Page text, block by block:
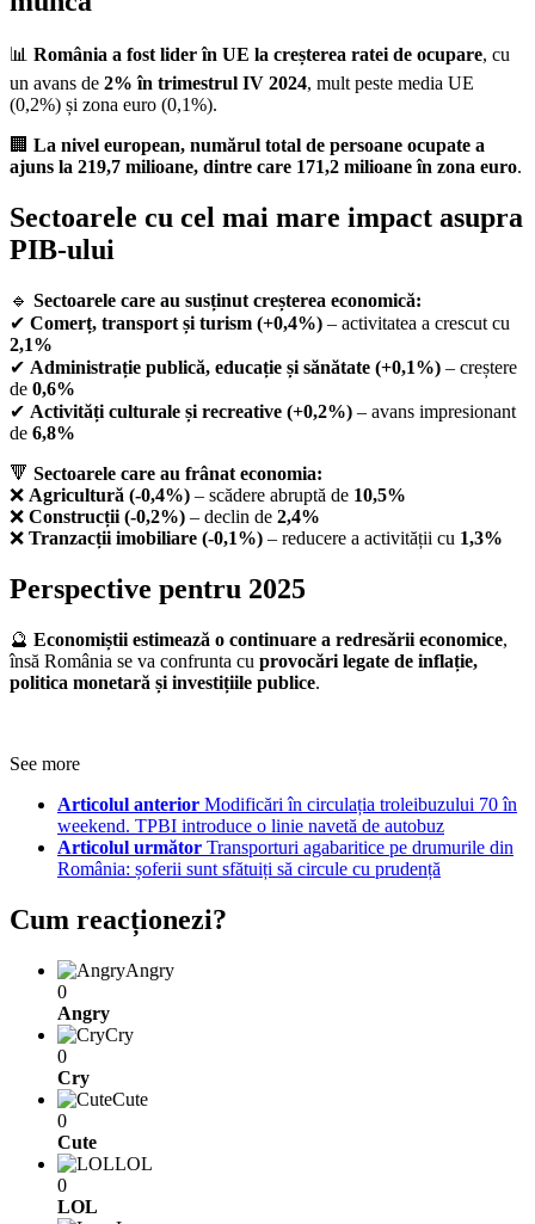
📊 România a fost lider în UE la creșterea ratei de ocupare, cu
un avans de 2% în trimestrul IV 2024, mult peste media UE
(0,2%) și zona euro (0,1%).
🏢 La nivel european, numărul total de persoane ocupate a
ajuns la 219,7 milioane, dintre care 171,2 milioane în zona euro.
Sectoarele cu cel mai mare impact asupra
PIB-ului
🔹 Sectoarele care au susținut creșterea economică:
✔ Comerț, transport și turism (+0,4%) – activitatea a crescut cu
2,1%
✔ Administrație publică, educație și sănătate (+0,1%) – creștere
de 0,6%
✔ Activități culturale și recreative (+0,2%) – avans impresionant
de 6,8%
🔻 Sectoarele care au frânat economia:
❌ Agricultură (-0,4%) – scădere abruptă de 10,5%
❌ Construcții (-0,2%) – declin de 2,4%
❌ Tranzacții imobiliare (-0,1%) – reducere a activității cu 1,3%
Perspective pentru 2025
🔮 Economiștii estimează o continuare a redresării economice,
însă România se va confrunta cu provocări legate de inflație,
politica monetară și investițiile publice.
See more
Articolul anterior Modificări în circulația troleibuzului 70 în
weekend. TPBI introduce o linie navetă de autobuz
Articolul următor Transporturi agabaritice pe drumurile din
România: șoferii sunt sfătuiți să circule cu prudență
Cum reacționezi?
Angry
0
Angry
Cry
0
Cry
Cute
0
Cute
LOL
0
LOL